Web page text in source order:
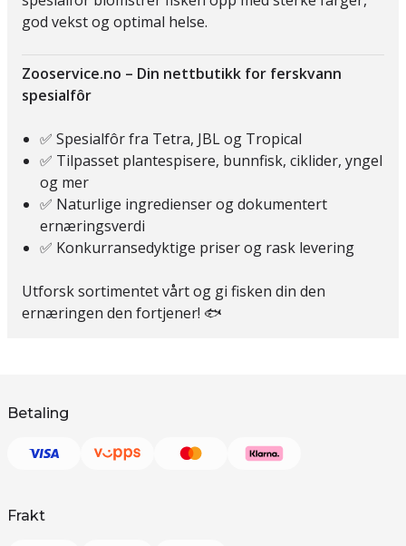
god vekst og optimal helse.
Zooservice.no – Din nettbutikk for ferskvann
spesialfôr
✅ Spesialfôr fra Tetra, JBL og Tropical
✅ Tilpasset plantespisere, bunnfisk, ciklider, yngel
og mer
✅ Naturlige ingredienser og dokumentert
ernæringsverdi
✅ Konkurransedyktige priser og rask levering
Utforsk sortimentet vårt og gi fisken din den
ernæringen den fortjener! 🐟
Betaling
Frakt